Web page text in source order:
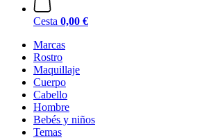
Cesta 0,00 €
Marcas
Rostro
Maquillaje
Cuerpo
Cabello
Hombre
Bebés y niños
Temas